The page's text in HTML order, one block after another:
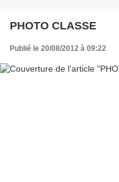
PHOTO CLASSE
Publié le 20/08/2012 à 09:22